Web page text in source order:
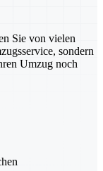
Sie von vielen
sondern
Umzug noch